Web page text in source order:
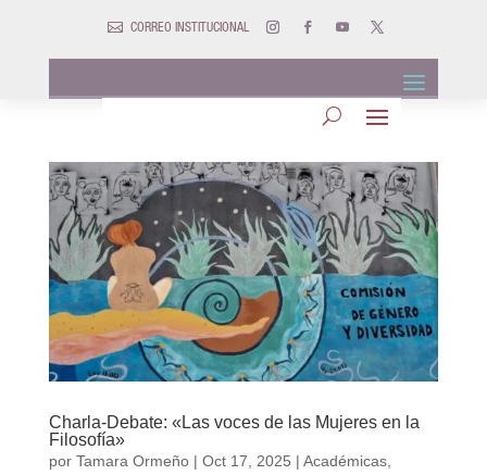
 CORREO INSTITUCIONAL
Charla-Debate: «Las voces de las Mujeres en la
Filosofía»
por Tamara Ormeño| Oct 17, 2025 | Académicas,